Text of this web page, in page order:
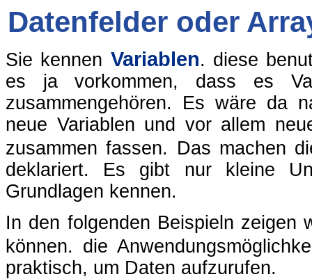
Datenfelder oder
Sie kennen Variablen. diese
es ja vorkommen, dass es
zusammengehören. Es wäre da
neue Variablen und vor allem
zusammen fassen. Das machen
deklariert. Es gibt nur kleine
Grundlagen kennen.
In den folgenden Beispieln
können. die
praktisch, um Daten aufzurufen.